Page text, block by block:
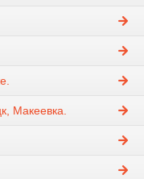
Макеевка.